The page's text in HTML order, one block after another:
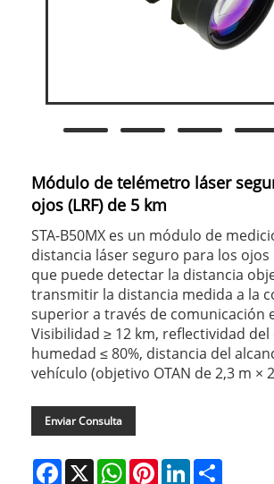
Módulo de telémetro láser
ojos (LRF) de 5 km
STA-B50MX es un módulo de
distancia láser seguro para los
que puede detectar la distancia
transmitir la distancia medida a la
superior a través de comunicación
Visibilidad ≥ 12 km, reflectividad del
humedad ≤ 80%, distancia del
vehículo (objetivo OTAN de 2,3 m ×
Enviar Consulta
Facebook
X WhatsAppPinterestLinkedIn